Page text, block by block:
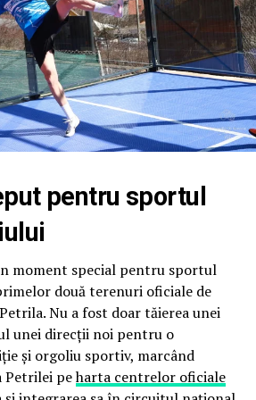
un spectacol de cel mai
între cele două echipe ale
fără greșeală al ambelor
și intens,Olivian Surugiu,
Mugurel Vrabies-au impus cu2-
ai International Padbol Cup
Cătrună și Daniel Matincă
locul secund, cucerind titlul
principalilor favoriți ai
MVP-ul competiției
au fost completate de o
pentru sportul
moment special pentru sportul
două terenuri oficiale de
Nu a fost doar tăierea unei
unei direcții noi pentru o
și orgoliu sportiv, marcând
Petrilei peharta centrelor oficiale